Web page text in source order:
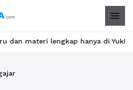
menu
lengkap hanya di